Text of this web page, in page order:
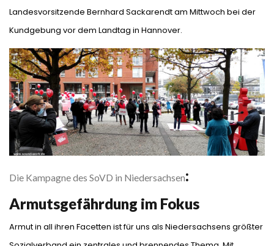
Landesvorsitzende Bernhard Sackarendt am Mittwoch bei der
Kundgebung vor dem Landtag in Hannover.
Die Kampagne des SoVD in Niedersachsen:
Armutsgefährdung im Fokus
Armut in all ihren Facetten ist für uns als Niedersachsens größter